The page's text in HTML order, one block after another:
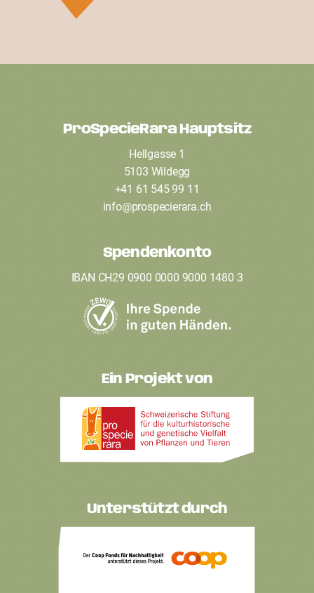
ProSpecieRara Hauptsitz
Hellgasse 1
5103 Wildegg
+41 61 545 99 11
info@prospecierara.ch
Spendenkonto
IBAN CH29 0900 0000 9000 1480 3
Ein Projekt von
Unterstützt durch